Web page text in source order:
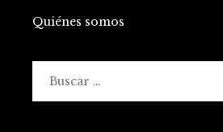
Quiénes somos